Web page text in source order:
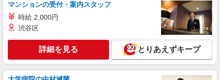
マンションの受付・案内スタッフ
時給 2,000円
渋谷区
詳細を見る とりあえずキープ